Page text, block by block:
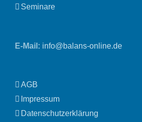
Seminare
E-Mail: info@balans-online.de
AGB
Impressum
Datenschutzerklärung